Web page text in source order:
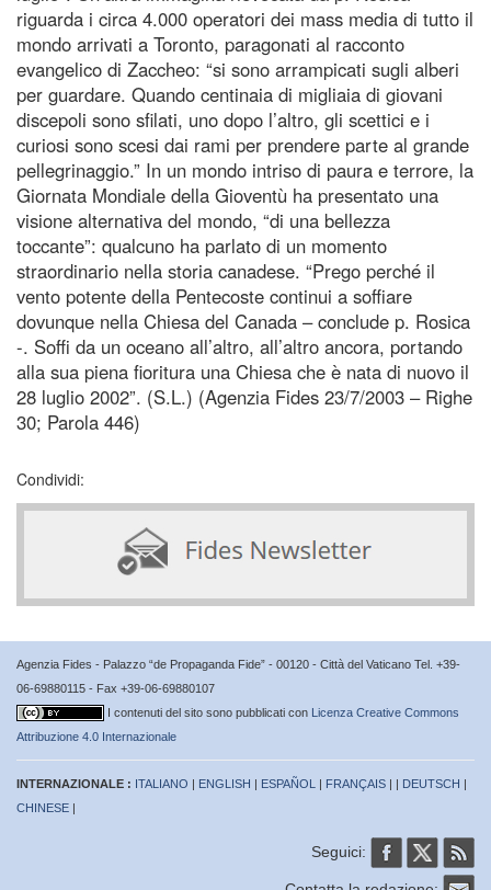
riguarda i circa 4.000 operatori dei mass media di tutto il
mondo arrivati a Toronto, paragonati al racconto
evangelico di Zaccheo: “si sono arrampicati sugli alberi
per guardare. Quando centinaia di migliaia di giovani
discepoli sono sfilati, uno dopo l’altro, gli scettici e i
curiosi sono scesi dai rami per prendere parte al grande
pellegrinaggio.” In un mondo intriso di paura e terrore, la
Giornata Mondiale della Gioventù ha presentato una
visione alternativa del mondo, “di una bellezza
toccante”: qualcuno ha parlato di un momento
straordinario nella storia canadese. “Prego perché il
vento potente della Pentecoste continui a soffiare
dovunque nella Chiesa del Canada – conclude p. Rosica
-. Soffi da un oceano all’altro, all’altro ancora, portando
alla sua piena fioritura una Chiesa che è nata di nuovo il
28 luglio 2002”. (S.L.) (Agenzia Fides 23/7/2003 – Righe
30; Parola 446)
Condividi:
Agenzia Fides - Palazzo “de Propaganda Fide” - 00120 - Città del Vaticano Tel. +39-
06-69880115 - Fax +39-06-69880107
I contenuti del sito sono pubblicati con Licenza Creative Commons
Attribuzione 4.0 Internazionale
INTERNAZIONALE : ITALIANO | ENGLISH | ESPAÑOL | FRANÇAIS | | DEUTSCH |
CHINESE |
Seguici: